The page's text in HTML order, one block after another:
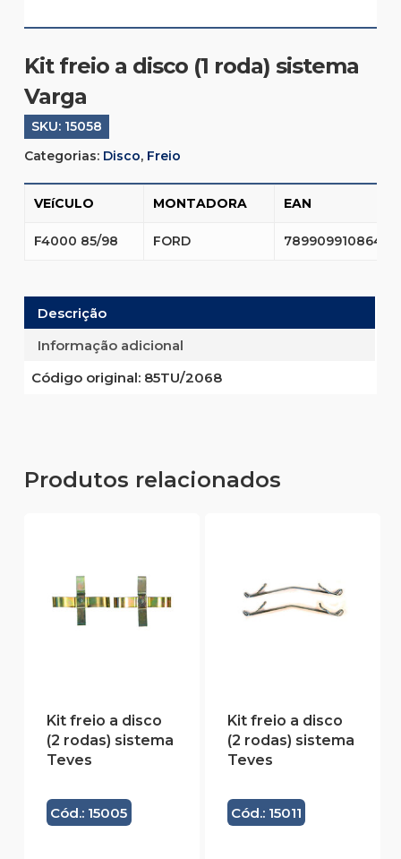
Kit freio a disco (1 roda) sistema
Varga
SKU: 15058
Categorias: Disco, Freio
VEíCULO MONTADORA EAN
F4000 85/98 FORD 7899099108642
Descrição
Informação adicional
Código original:85TU/2068
Produtos relacionados
Kit freio a disco
(2 rodas) sistema
Teves
Cód.: 15005
Kit freio a disco
(2 rodas) sistema
Teves
Cód.: 15011